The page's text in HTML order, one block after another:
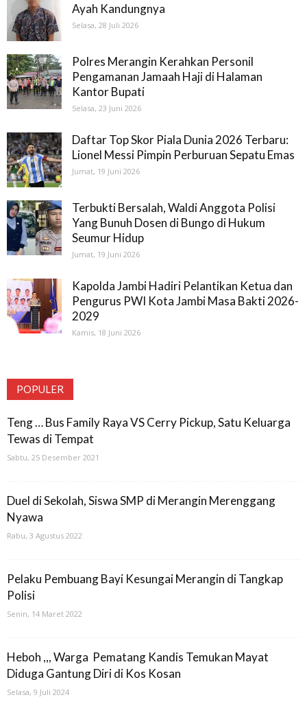
Ayah Kandungnya
Selasa, 28 Juli 2026
Polres Merangin Kerahkan Personil
Pengamanan Jamaah Haji di Halaman
Kantor Bupati
Selasa, 23 Juni 2026
Daftar Top Skor Piala Dunia 2026 Terbaru:
Lionel Messi Pimpin Perburuan Sepatu Emas
Jumat, 19 Juni 2026
Terbukti Bersalah, Waldi Anggota Polisi
Yang Bunuh Dosen di Bungo di Hukum
Seumur Hidup
Jumat, 19 Juni 2026
Kapolda Jambi Hadiri Pelantikan Ketua dan
Pengurus PWI Kota Jambi Masa Bakti 2026-
2029
Kamis, 18 Juni 2026
POPULER
Teng … Bus Family Raya VS Cerry Pickup, Satu Keluarga
Tewas di Tempat
Sabtu, 25 Desember 2021
Duel di Sekolah, Siswa SMP di Merangin Merenggang
Nyawa
Rabu, 3 Agustus 2022
Pelaku Pembuang Bayi Kesungai Merangin di Tangkap
Polisi
Senin, 14 Maret 2022
Heboh ,,, Warga Pematang Kandis Temukan Mayat
Diduga Gantung Diri di Kos Kosan
Selasa, 9 Juli 2024